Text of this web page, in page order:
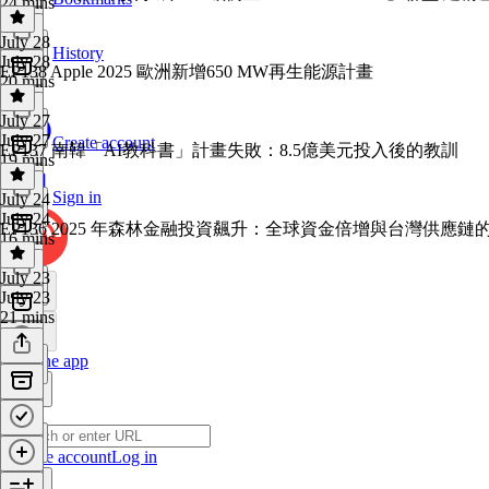
History
Create account
Sign in
Get the app
Create accountLog in
July 28
July 28
20 mins
EP138 Apple 2025 歐洲新增650 MW再生能源計畫
July 27
July 27
19 mins
EP137 南韓「AI教科書」計畫失敗：8.5億美元投入後的教訓
July 24
July 24
16 mins
EP136 2025 年森林金融投資飆升：全球資金倍增與台灣供應鏈
July 23
July 23
21 mins